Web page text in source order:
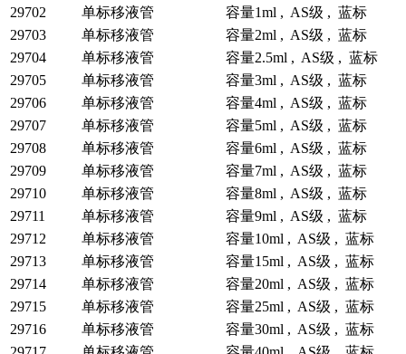
29702
单标移液管
容量1ml , AS级 , 蓝标
29703
单标移液管
容量2ml , AS级 , 蓝标
29704
单标移液管
容量2.5ml , AS级 , 蓝标
29705
单标移液管
容量3ml , AS级 , 蓝标
29706
单标移液管
容量4ml , AS级 , 蓝标
29707
单标移液管
容量5ml , AS级 , 蓝标
29708
单标移液管
容量6ml , AS级 , 蓝标
29709
单标移液管
容量7ml , AS级 , 蓝标
29710
单标移液管
容量8ml , AS级 , 蓝标
29711
单标移液管
容量9ml , AS级 , 蓝标
29712
单标移液管
容量10ml , AS级 , 蓝标
29713
单标移液管
容量15ml , AS级 , 蓝标
29714
单标移液管
容量20ml , AS级 , 蓝标
29715
单标移液管
容量25ml , AS级 , 蓝标
29716
单标移液管
容量30ml , AS级 , 蓝标